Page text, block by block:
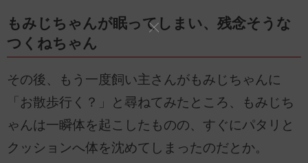
もみじちゃんが眠ってしまい、残念そうな
つくねちゃん
その後、もう一度飼い主さんがもみじちゃんに
「お散歩行く？」と尋ねてみたところ、もみじち
ゃんは一瞬体を起こしたものの、すぐにパタリと
クッションへ体を沈めてしまったのだとか。